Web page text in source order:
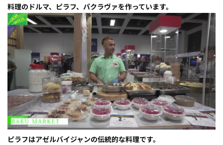
料理のドルマ、ピラフ、パクラヴァを作っています。
ピラフはアゼルバイジャンの伝統的な料理です。